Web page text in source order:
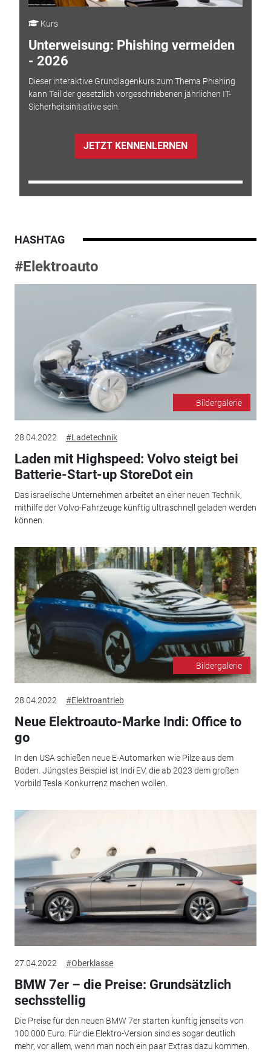
Kurs
Unterweisung: Phishing vermeiden
- 2026
Dieser interaktive Grundlagenkurs zum Thema Phishing
kann Teil der gesetzlich vorgeschriebenen jährlichen IT-
Sicherheitsinitiative sein.
JETZT KENNENLERNEN
HASHTAG
#Elektroauto
Bildergalerie
28.04.2022 #Ladetechnik
Laden mit Highspeed: Volvo steigt bei
Batterie-Start-up StoreDot ein
Das israelische Unternehmen arbeitet an einer neuen Technik,
mithilfe der Volvo-Fahrzeuge künftig ultraschnell geladen werden
können.
Bildergalerie
28.04.2022 #Elektroantrieb
Neue Elektroauto-Marke Indi: Office to
go
In den USA schießen neue E-Automarken wie Pilze aus dem
Boden. Jüngstes Beispiel ist Indi EV, die ab 2023 dem großen
Vorbild Tesla Konkurrenz machen wollen.
27.04.2022 #Oberklasse
BMW 7er – die Preise: Grundsätzlich
sechsstellig
Die Preise für den neuen BMW 7er starten künftig jenseits von
100.000 Euro. Für die Elektro-Version sind es sogar deutlich
mehr, vor allem, wenn man noch ein paar Extras dazu kommen.